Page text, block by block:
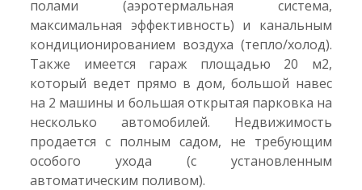
полами (аэротермальная система,
максимальная эффективность) и канальным
кондиционированием воздуха (тепло/холод).
Также имеется гараж площадью 20 м2,
который ведет прямо в дом, большой навес
на 2 машины и большая открытая парковка на
несколько автомобилей. Недвижимость
продается с полным садом, не требующим
особого ухода (с установленным
автоматическим поливом).